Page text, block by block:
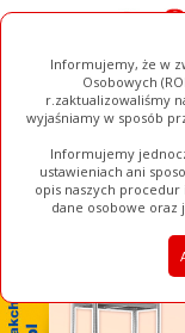
Informujemy, że w
Osobowych
r.zaktualizowaliśmy
wyjaśniamy w sposób
Informujemy
ustawieniach ani
opis naszych
dane osobowe oraz
Ogłoszenia Filmy